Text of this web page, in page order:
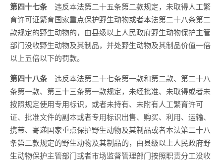
第四十七条 违反本法第二十五条第二款规定，未取得人工繁
育许可证繁育国家重点保护野生动物或者本法第二十八条第二
款规定的野生动物的，由县级以上人民政府野生动物保护主管
部门没收野生动物及其制品，并处野生动物及其制品价值一倍
以上五倍以下的罚款。
第四十八条 违反本法第二十七条第一款和第二款、第二十八
条第一款、第三十三条第一款规定，未经批准、未取得或者未
按照规定使用专用标识，或者未持有、未附有人工繁育许可
证、批准文件的副本或者专用标识出售、购买、利用、运输、
携带、寄递国家重点保护野生动物及其制品或者本法第二十八
条第二款规定的野生动物及其制品的，由县级以上人民政府野
生动物保护主管部门或者市场监督管理部门按照职责分工没收